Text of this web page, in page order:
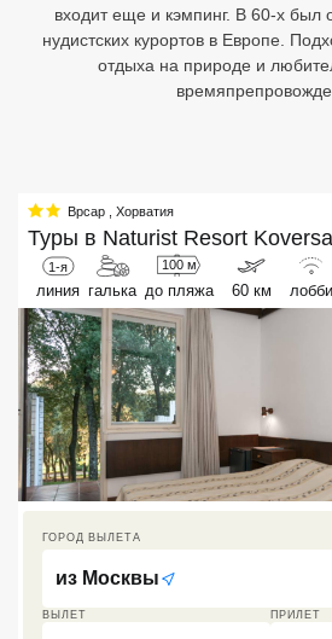
входит еще и кэмпинг. В 60-х был
нудистских курортов в Европе.
отдыха на природе и
Врсар Хорватия
Туры в Naturist Resort
1-я
линия галька
100 м
до пляжа 60 км лобби
ВЫЛЕТ ПРИЛЕТ
ГОРОД ВЫЛЕТА
из Москвы
Бали
Вьетнам
Южный Гоа
Занзибар
Абхазия
Большой Сочи
Кав Мин Воды
Экскурсионные туры